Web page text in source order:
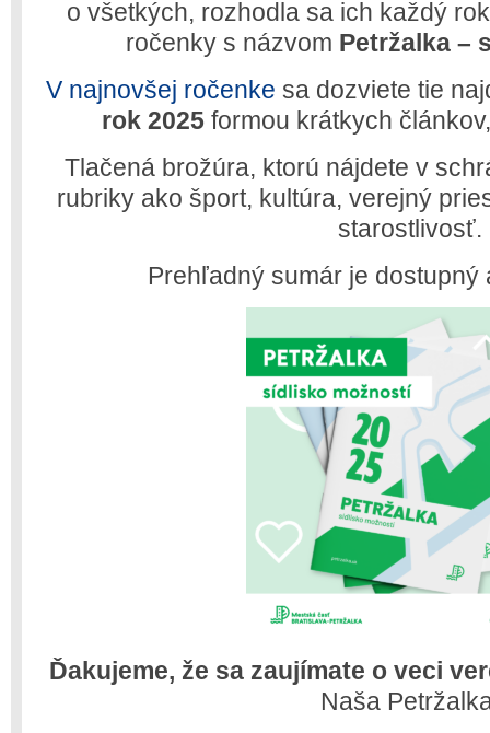
o všetkých, rozhodla sa ich každý
ročenky s názvom Petržalka –
V najnovšej ročenke sa dozviete tie
rok 2025 formou krátkych
Tlačená brožúra, ktorú nájdete v
rubriky ako šport, kultúra, verejný
starostlivosť.
Prehľadný sumár je dostupný
Ďakujeme, že sa zaujímate o veci
Naša